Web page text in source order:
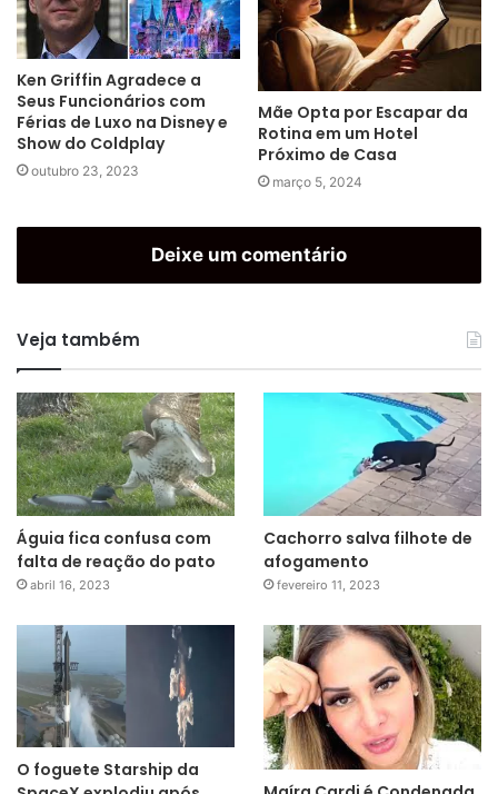
Ken Griffin Agradece a
Seus Funcionários com
Férias de Luxo na Disney e
Show do Coldplay
outubro 23, 2023
Mãe Opta por Escapar da
Rotina em um Hotel
Próximo de Casa
março 5, 2024
Deixe um comentário
Veja também
Águia fica confusa com
falta de reação do pato
abril 16, 2023
Cachorro salva filhote de
afogamento
fevereiro 11, 2023
O foguete Starship da